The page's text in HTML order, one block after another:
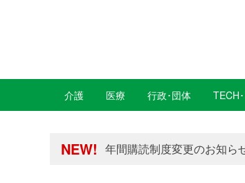
介護 医療 行政･団体 TECH
NEW!
年間購読制度変更のお知ら
年間購読制度変更のお知ら
高齢者住宅新聞 無料会員